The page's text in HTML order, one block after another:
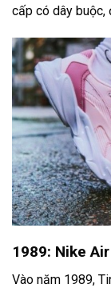
cấp có dây
1989: Nike
Vào năm 1989,